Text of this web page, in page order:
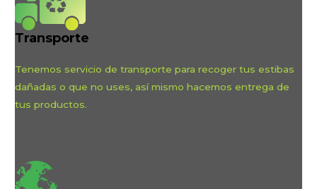
Transporte
Tenemos servicio de transporte para recoger tus estibas
dañadas o que no uses, así mismo hacemos entrega de
tus productos.